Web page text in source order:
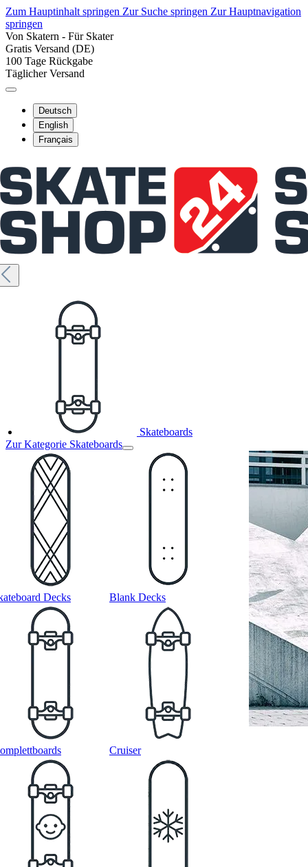
Zum Hauptinhalt springen Zur Suche springen Zur Hauptnavigation
springen
Von Skatern - Für Skater
Gratis Versand (DE)
100 Tage Rückgabe
Täglicher Versand
Deutsch
English
Français
Skateboards
Zur Kategorie Skateboards
Decks Blank Decks
Cruiser